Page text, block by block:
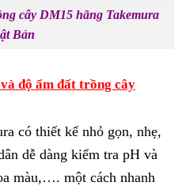
cây DM15 hãng Takemura
Bản
độ ẩm đất trồng cây
có thiết kế nhỏ gọn, nhẹ,
dễ dàng kiểm tra pH và
màu,…. một cách nhanh